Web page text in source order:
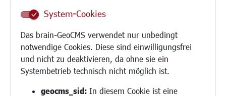
System-Cookies
Das brain-GeoCMS verwendet nur unbedingt
notwendige Cookies. Diese sind einwilligungsfrei
und nicht zu deaktivieren, da ohne sie ein
Systembetrieb technisch nicht möglich ist.
geocms_sid: In diesem Cookie ist eine
Schule
Demokratie leben
Ukrainehilfe
Hilfe für Geflüchtete
Religion